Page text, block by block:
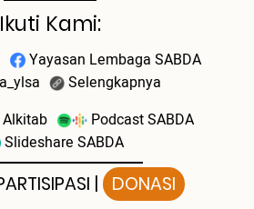
Ikuti Kami:
Yayasan Lembaga SABDA
Selengkapnya
Podcast SABDA
Slideshare SABDA
DONASI